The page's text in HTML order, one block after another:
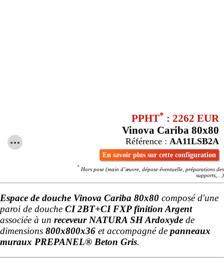
PPHT* : 2262 EUR
Vinova Cariba 80x80
Référence : AA11LSB2A
En savoir plus sur cette configuration
* Hors pose (main d’œuvre, dépose éventuelle, préparations des
supports,…)
Espace de douche Vinova Cariba 80x80 composé d'une
paroi de douche CI 2BT+CI FXP finition Argent
associée à un receveur NATURA SH Ardoxyde de
dimensions 800x800x36 et accompagné de panneaux
muraux PREPANEL® Beton Gris.